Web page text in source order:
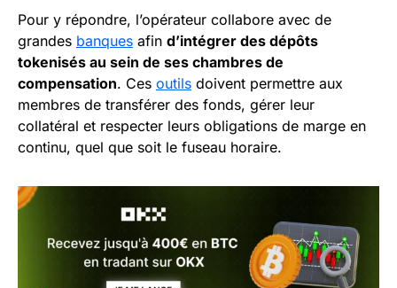
Pour y répondre, l’opérateur collabore avec de
grandes banques afin d’intégrer des dépôts
tokenisés au sein de ses chambres de
compensation. Ces outils doivent permettre aux
membres de transférer des fonds, gérer leur
collatéral et respecter leurs obligations de marge en
continu, quel que soit le fuseau horaire.